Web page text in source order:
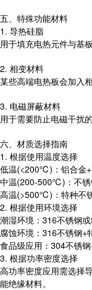
五、特殊功能材料
1. 导热硅脂
用于填充电热元件与基
2. 相变材料
某些高端电热板会加入
3. 电磁屏蔽材料
用于需要防止电磁干扰
六、材质选择指南
1. 根据使用温度选择
低温(<200℃)：铝合金
中温(200-500℃)：不锈
高温(>500℃)：特种不
2. 根据使用环境选择
潮湿环境：316不锈钢
腐蚀环境：316不锈钢+
食品级应用：304不锈
3. 根据功率密度选择
高功率密度应用需选择
能绝缘材料。